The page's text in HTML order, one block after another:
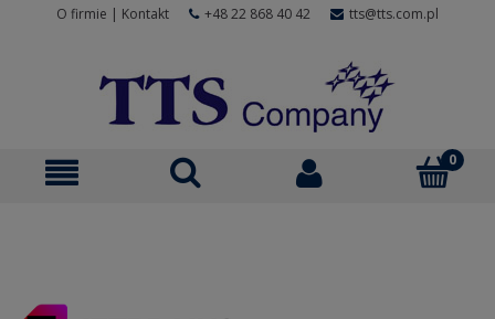
O firmie | Kontakt +48 22 868 40 42 tts@tts.com.pl